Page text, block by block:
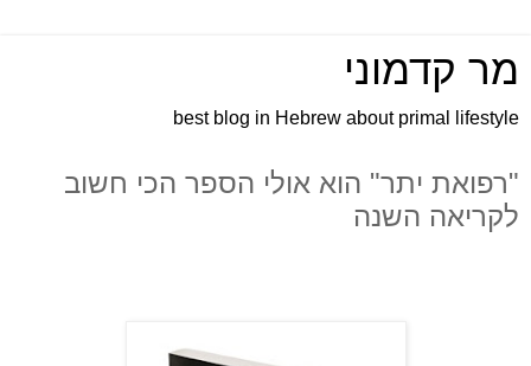
מר קדמוני
best blog in Hebrew about primal lifestyle
"רפואת יתר" הוא אולי הספר הכי חשוב
לקריאה השנה